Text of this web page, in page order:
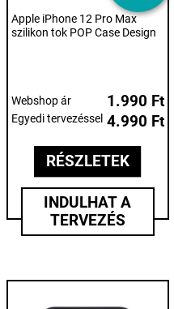
Apple iPhone 12 Pro Max
szilikon tok POP Case Design
Webshop ár 1.990 Ft
Egyedi tervezéssel 4.990 Ft
RÉSZLETEK
INDULHAT A
TERVEZÉS